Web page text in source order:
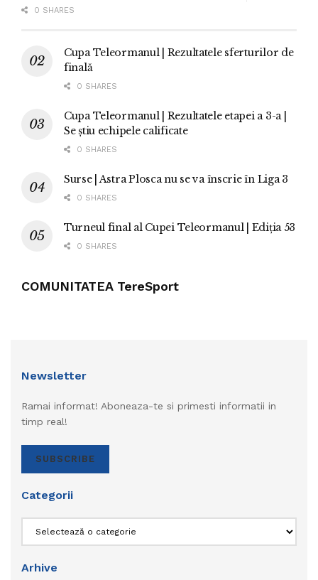
0 SHARES
Cupa Teleormanul | Rezultatele sferturilor de
finală
0 SHARES
Cupa Teleormanul | Rezultatele etapei a 3-a |
Se știu echipele calificate
0 SHARES
Surse | Astra Plosca nu se va înscrie în Liga 3
0 SHARES
Turneul final al Cupei Teleormanul | Ediția 53
0 SHARES
COMUNITATEA TereSport
Newsletter
Ramai informat! Aboneaza-te si primesti informatii in
timp real!
SUBSCRIBE
Categorii
Arhive